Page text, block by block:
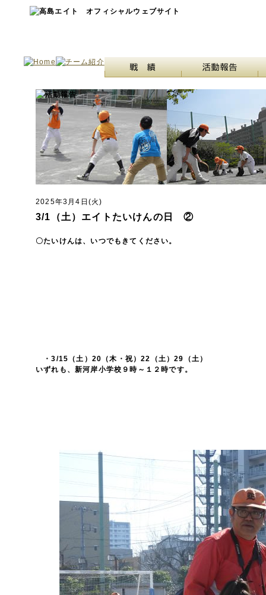
2025年3月4日(火)
3/1（土）エイトたいけんの日 ②
〇たいけんは、いつでもきてください。
・3/15（土）20（木・祝）22（土）29（土）
いずれも、新河岸小学校９時～１２時です。